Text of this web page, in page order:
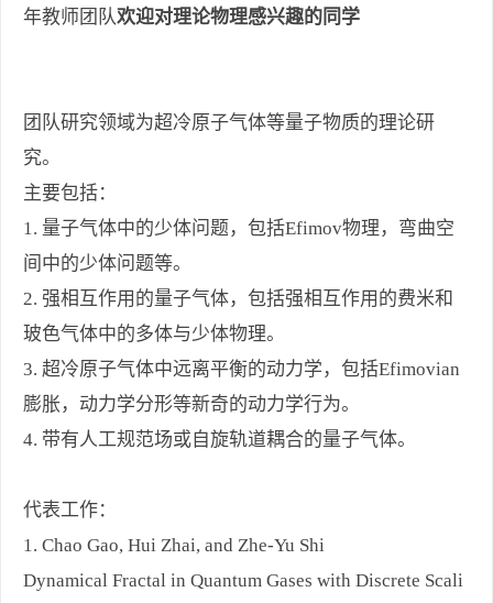
年教师团队欢迎对理论物理感兴趣的同学
团队研究领域为超冷原子气体等量子物质的理论研
究。
主要包括：
1. 量子气体中的少体问题，包括Efimov物理，弯曲空
间中的少体问题等。
2. 强相互作用的量子气体，包括强相互作用的费米和
玻色气体中的多体与少体物理。
3. 超冷原子气体中远离平衡的动力学，包括Efimovian
膨胀，动力学分形等新奇的动力学行为。
4. 带有人工规范场或自旋轨道耦合的量子气体。
代表工作：
1. Chao Gao, Hui Zhai, and Zhe-Yu Shi
Dynamical Fractal in Quantum Gases with Discrete Scali